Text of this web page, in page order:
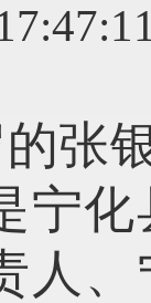
张
宁
人